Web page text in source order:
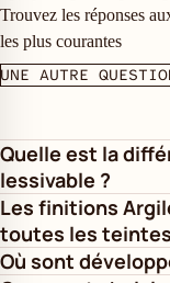
Trouvez les réponses
les plus courantes
UNE AUTRE
Quelle est la
lessivable ?
Les finitions
toutes les
Où sont